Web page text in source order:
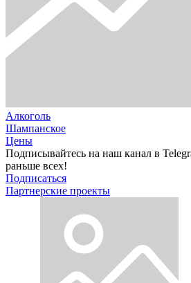
Алкоголь
Шампанское
Цены
Подписывайтесь на наш канал в
раньше всех!
Подписаться
Партнерские проекты